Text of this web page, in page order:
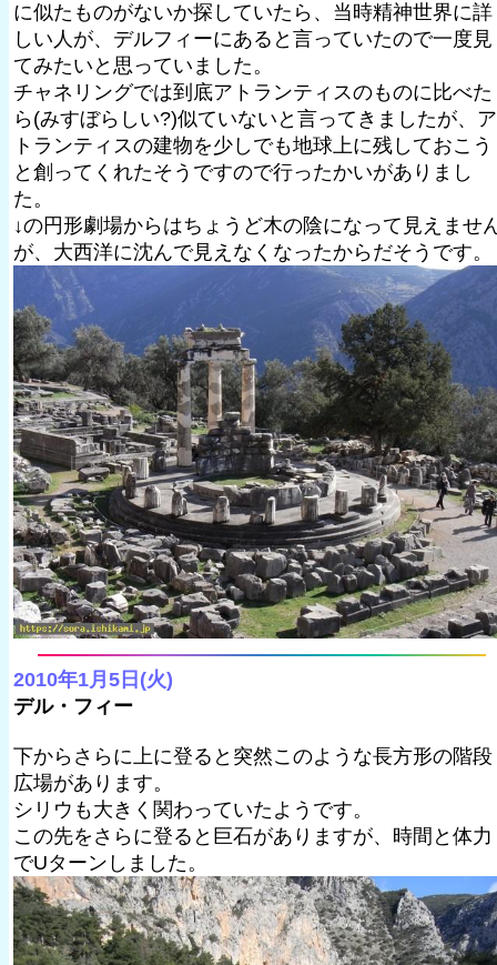
に似たものがないか探していたら、当時精神世界に詳
しい人が、デルフィーにあると言っていたので一度見
てみたいと思っていました。
チャネリングでは到底アトランティスのものに比べた
ら(みすぼらしい?)似ていないと言ってきましたが、ア
トランティスの建物を少しでも地球上に残しておこう
と創ってくれたそうですので行ったかいがありまし
た。
↓の円形劇場からはちょうど木の陰になって見えませ
が、大西洋に沈んで見えなくなったからだそうです。
2010年1月5日(火)
デル・フィー
下からさらに上に登ると突然このような長方形の階段
広場があります。
シリウも大きく関わっていたようです。
この先をさらに登ると巨石がありますが、時間と体力
でUターンしました。